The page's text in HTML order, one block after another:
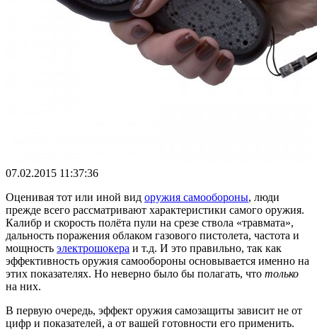
07.02.2015 11:37:36
Оценивая тот или иной вид оружия самообороны, люди
прежде всего рассматривают характеристики самого оружия.
Калибр и скорость полёта пули на срезе ствола «травмата»,
дальность поражения облаком газового пистолета, частота и
мощность электрошокера и т.д. И это правильно, так как
эффективность оружия самообороны основывается именно на
этих показателях. Но неверно было бы полагать, что только
на них.
В первую очередь, эффект оружия самозащиты зависит не от
цифр и показателей, а от вашей готовности его применить.